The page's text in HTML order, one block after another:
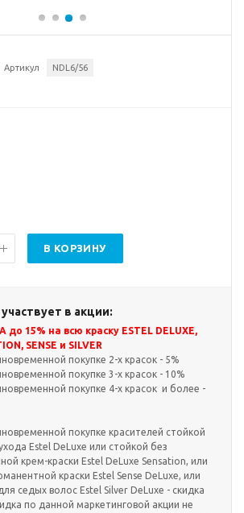
Артикул NDL6/56
В КОРЗИНУ
в акции:
до 15% на всю краску ESTEL DELUXE,
SENSE и SILVER
покупке 2-х красок - 5%
покупке 3-х красок - 10%
покупке 4-х красок и более -
покупке красителей стойкой
Estel DeLuxe или стойкой без
крем-краски Estel DeLuxe Sensation, или
краски Estel Sense DeLuxe, или
седых волос Estel Silver DeLuxe - скидка
по данной маркетинговой акции не